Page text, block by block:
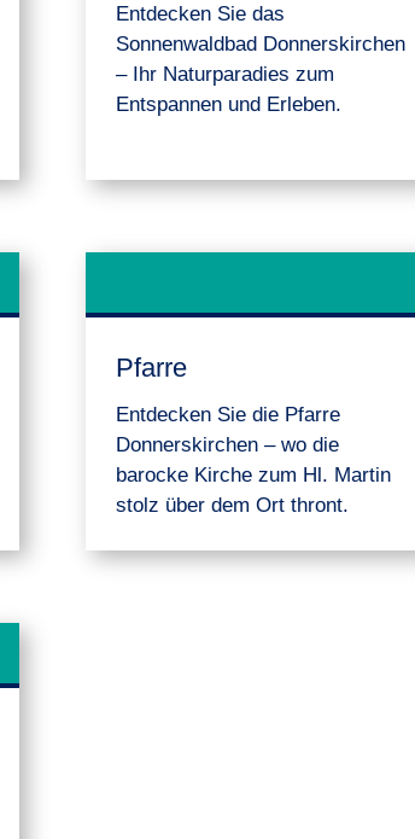
Entdecken Sie das
Sonnenwaldbad Donnerskirchen
– Ihr Naturparadies zum
Entspannen und Erleben.
Pfarre
Entdecken Sie die Pfarre
Donnerskirchen – wo die
barocke Kirche zum Hl. Martin
stolz über dem Ort thront.